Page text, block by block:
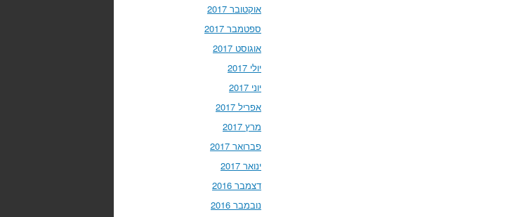
אוקטובר 2017
ספטמבר 2017
אוגוסט 2017
יולי 2017
יוני 2017
אפריל 2017
מרץ 2017
פברואר 2017
ינואר 2017
דצמבר 2016
נובמבר 2016